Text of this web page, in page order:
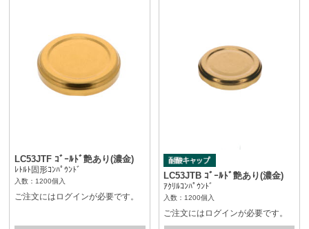
LC53JTF ｺﾞｰﾙﾄﾞ艶あり(濃金)
ﾚﾄﾙﾄ固形ｺﾝﾊﾟｳﾝﾄﾞ
入数：1200個入
ご注文にはログインが必要です。
LC53JTB ｺﾞｰﾙﾄﾞ艶あり(濃金)
ｱｸﾘﾙｺﾝﾊﾟｳﾝﾄﾞ
入数：1200個入
ご注文にはログインが必要です。